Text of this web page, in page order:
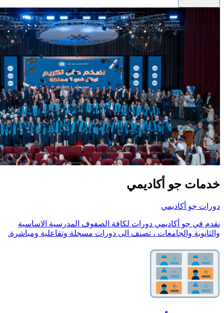
خدمات جو أكاديمي
دورات جو أكاديمي
نقدم في جو أكاديمي دورات لكافة الصفوف المدرسية الاساسية
والثانوية والجامعات ، تصنف الى دورات مسجلة وتفاعلية ومباشرة.